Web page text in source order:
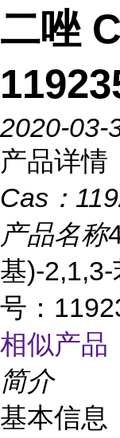
二唑
2020-03-
产品详情
Cas：
产品名称
基)-
号：
相似产品
简介
基本信息